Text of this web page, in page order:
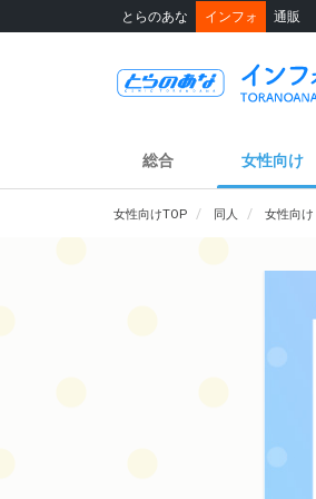
とらのあな インフォ 通販
総合 女性向け
女性向けTOP 同人 女性向け